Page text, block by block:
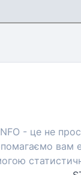
- це не
вам